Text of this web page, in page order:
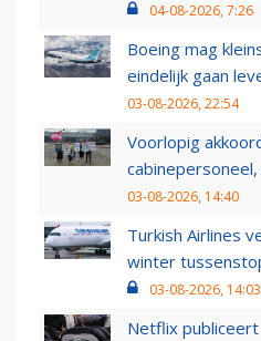
04-08-2026, 7:26
Boeing mag
eindelijk gaan
03-08-2026, 22:54
Voorlopig
03-08-2026, 14:40
Turkish Airlines
winter
03-08-2026, 14:03
Netflix